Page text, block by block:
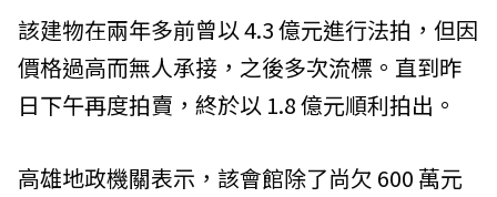
該建物在兩年多前曾以 4.3 億元進行法拍，但因
價格過高而無人承接，之後多次流標。直到昨
日下午再度拍賣，終於以 1.8 億元順利拍出。
高雄地政機關表示，該會館除了尚欠 600 萬元